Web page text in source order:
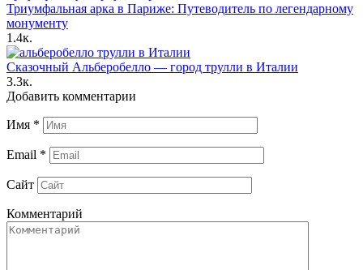
Триумфальная арка в Париже: Путеводитель по легендарному
монументу
1.4к.
Сказочный Альберобелло — город трулли в Италии
3.3к.
Добавить комментарии
Имя *
Email *
Сайт
Комментарий